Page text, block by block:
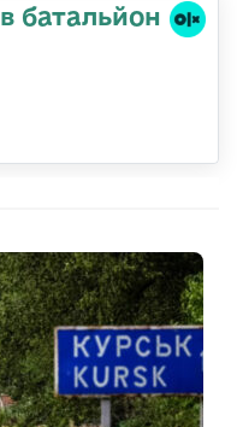
батальйон